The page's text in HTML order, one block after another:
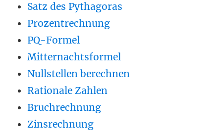
Satz des Pythagoras
Prozentrechnung
PQ-Formel
Mitternachtsformel
Nullstellen berechnen
Rationale Zahlen
Bruchrechnung
Zinsrechnung